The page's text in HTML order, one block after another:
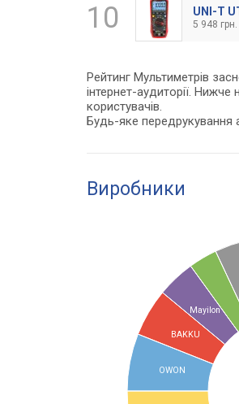
10 UNI-T
5 948 грн.
Рейтинг Мультиметрів
інтернет-аудиторії. Нижче
користувачів.
Будь-яке передрукування
Виробники
OWON
BAKKU
Mayilon